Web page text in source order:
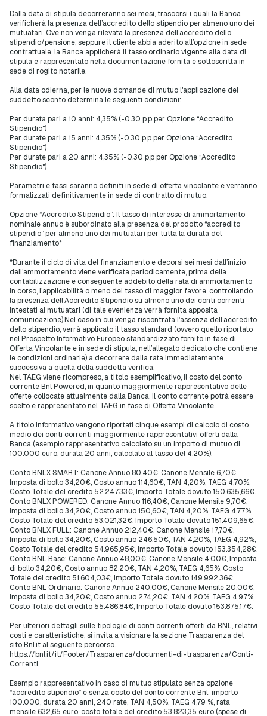
Dalla data di stipula decorreranno sei mesi, trascorsi i quali la Banca
verificherà la presenza dell’accredito dello stipendio per almeno uno dei
mutuatari. Ove non venga rilevata la presenza dell’accredito dello
stipendio/pensione, seppure il cliente abbia aderito all’opzione in sede
contrattuale, la Banca applicherà il tasso ordinario vigente alla data di
stipula e rappresentato nella documentazione fornita e sottoscritta in
sede di rogito notarile.
Alla data odierna, per le nuove domande di mutuo l'applicazione del
suddetto sconto determina le seguenti condizioni:
Per durata pari a 10 anni: 4,35% (-0.30 p.p per Opzione “Accredito
Stipendio")
Per durate pari a 15 anni: 4,35% (-0.30 p.p per Opzione “Accredito
Stipendio")
Per durate pari a 20 anni: 4,35% (-0.30 p.p per Opzione “Accredito
Stipendio")
Parametri e tassi saranno definiti in sede di offerta vincolante e verranno
formalizzati definitivamente in sede di contratto di mutuo.
Opzione “Accredito Stipendio”: Il tasso di interesse di ammortamento
nominale annuo è subordinato alla presenza del prodotto “accredito
stipendio” per almeno uno dei mutuatari per tutta la durata del
finanziamento*
*Durante il ciclo di vita del finanziamento e decorsi sei mesi dall’inizio
dell’ammortamento viene verificata periodicamente, prima della
contabilizzazione e conseguente addebito della rata di ammortamento
in corso, l’applicabilità o meno del tasso di maggior favore, controllando
la presenza dell’Accredito Stipendio su almeno uno dei conti correnti
intestati ai mutuatari (di tale evenienza verrà fornita apposita
comunicazione).Nel caso in cui venga riscontrata l’assenza dell’accredito
dello stipendio, verrà applicato il tasso standard (ovvero quello riportato
nel Prospetto Informativo Europeo standardizzato fornito in fase di
Offerta Vincolante e in sede di stipula, nell’allegato dedicato che contiene
le condizioni ordinarie) a decorrere dalla rata immediatamente
successiva a quella della suddetta verifica.
Nel TAEG viene ricompreso, a titolo esemplificativo, il costo del conto
corrente Bnl Powered, in quanto maggiormente rappresentativo delle
offerte collocate attualmente dalla Banca. Il conto corrente potrà essere
scelto e rappresentato nel TAEG in fase di Offerta Vincolante.
A titolo informativo vengono riportati cinque esempi di calcolo di costo
medio dei conti correnti maggiormente rappresentativi offerti dalla
Banca (esempio rappresentativo calcolato su un importo di mutuo di
100.000 euro, durata 20 anni, calcolato al tasso del 4,20%).
Conto BNLX SMART: Canone Annuo 80,40€, Canone Mensile 6,70€,
Imposta di bollo 34,20€, Costo annuo 114,60€, TAN 4,20%, TAEG 4,70%,
Costo Totale del credito 52.247,33€, Importo Totale dovuto 150.635,66€.
Conto BNLX POWERED: Canone Annuo 116,40€, Canone Mensile 9,70€,
Imposta di bollo 34,20€, Costo annuo 150,60€, TAN 4,20%, TAEG 4,77%,
Costo Totale del credito 53.021,32€, Importo Totale dovuto 151.409,65€.
Conto BNLX FULL: Canone Annuo 212,40€, Canone Mensile 17,70€,
Imposta di bollo 34,20€, Costo annuo 246,50€, TAN 4,20%, TAEG 4,92%,
Costo Totale del credito 54.965,95€, Importo Totale dovuto 153.354,28€.
Conto BNL Base: Canone Annuo 48,00€, Canone Mensile 4,00€, Imposta
di bollo 34,20€, Costo annuo 82,20€, TAN 4,20%, TAEG 4,65%, Costo
Totale del credito 51.604,03€, Importo Totale dovuto 149.992,36€.
Conto BNL Ordinario: Canone Annuo 240,00€, Canone Mensile 20,00€,
Imposta di bollo 34,20€, Costo annuo 274,20€, TAN 4,20%, TAEG 4,97%,
Costo Totale del credito 55.486,84€, Importo Totale dovuto 153.875,17€.
Per ulteriori dettagli sulle tipologie di conti correnti offerti da BNL, relativi
costi e caratteristiche, si invita a visionare la sezione Trasparenza del
sito Bnl.it al seguente percorso.
https://bnl.it/it/Footer/Trasparenza/documenti-di-trasparenza/Conti-
Correnti
Esempio rappresentativo in caso di mutuo stipulato senza opzione
“accredito stipendio” e senza costo del conto corrente Bnl: importo
100.000, durata 20 anni, 240 rate, TAN 4,50%, TAEG 4,79 %, rata
mensile 632,65 euro, costo totale del credito 53.823,35 euro (spese di